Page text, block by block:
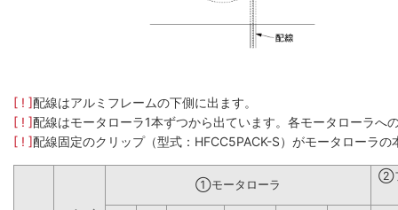
[ ! ]配線はアルミフレームの下側に出ます。
[ ! ]配線はモータローラ1本ずつから出ています。各モータローラへ
[ ! ]配線固定のクリップ（型式：HFCC5PACK-S）がモータローラ
①モータローラ
②